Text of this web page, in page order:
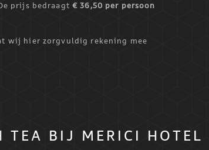
prijs bedraagt€ 36,50 per persoon
wij hier zorgvuldig rekening mee
TEA BIJ MERICI HOTEL